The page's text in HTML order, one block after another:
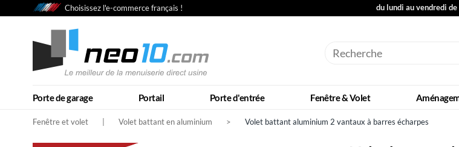
Choisissez l'e-commerce français ! du lundi au vendredi
Porte de garage Portail Porte d'entrée Fenêtre & Volet
Fenêtre et volet Volet battant en aluminium > Volet battant aluminium 2 vantaux à barres écharpes